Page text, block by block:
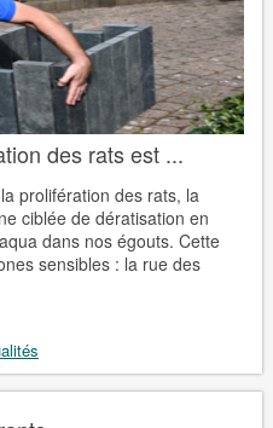
des rats est ...
prolifération des rats, la
ciblée de dératisation en
dans nos égouts. Cette
sensibles : la rue des